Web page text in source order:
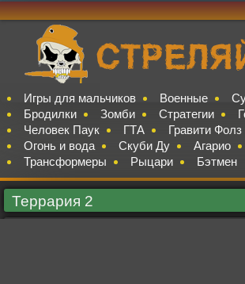
Игры для мальчиков Военные
Бродилки
Зомби Стратегии
Человек Паук
ГТА Гравити Фолз
Огонь и вода
Скуби Ду Агарио
Трансформеры
Рыцари Бэтмен
Террария 2